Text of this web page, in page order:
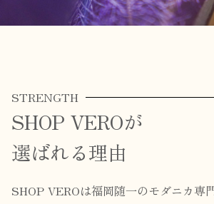
STRENGTH
SHOP VEROが
選ばれる理由
SHOP VEROは福岡随一のモダニカ専